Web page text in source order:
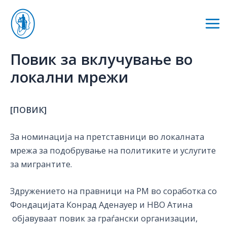
content
Повик за вклучување во
локални мрежи
[ПОВИК]
За номинација на претставници во локалната
мрежа за подобрување на политиките и услугите
за мигрантите.
Здружението на правници на РМ во соработка со
Фондацијата Конрад Аденауер и НВО Атина
објавуваат повик за граѓански организации,